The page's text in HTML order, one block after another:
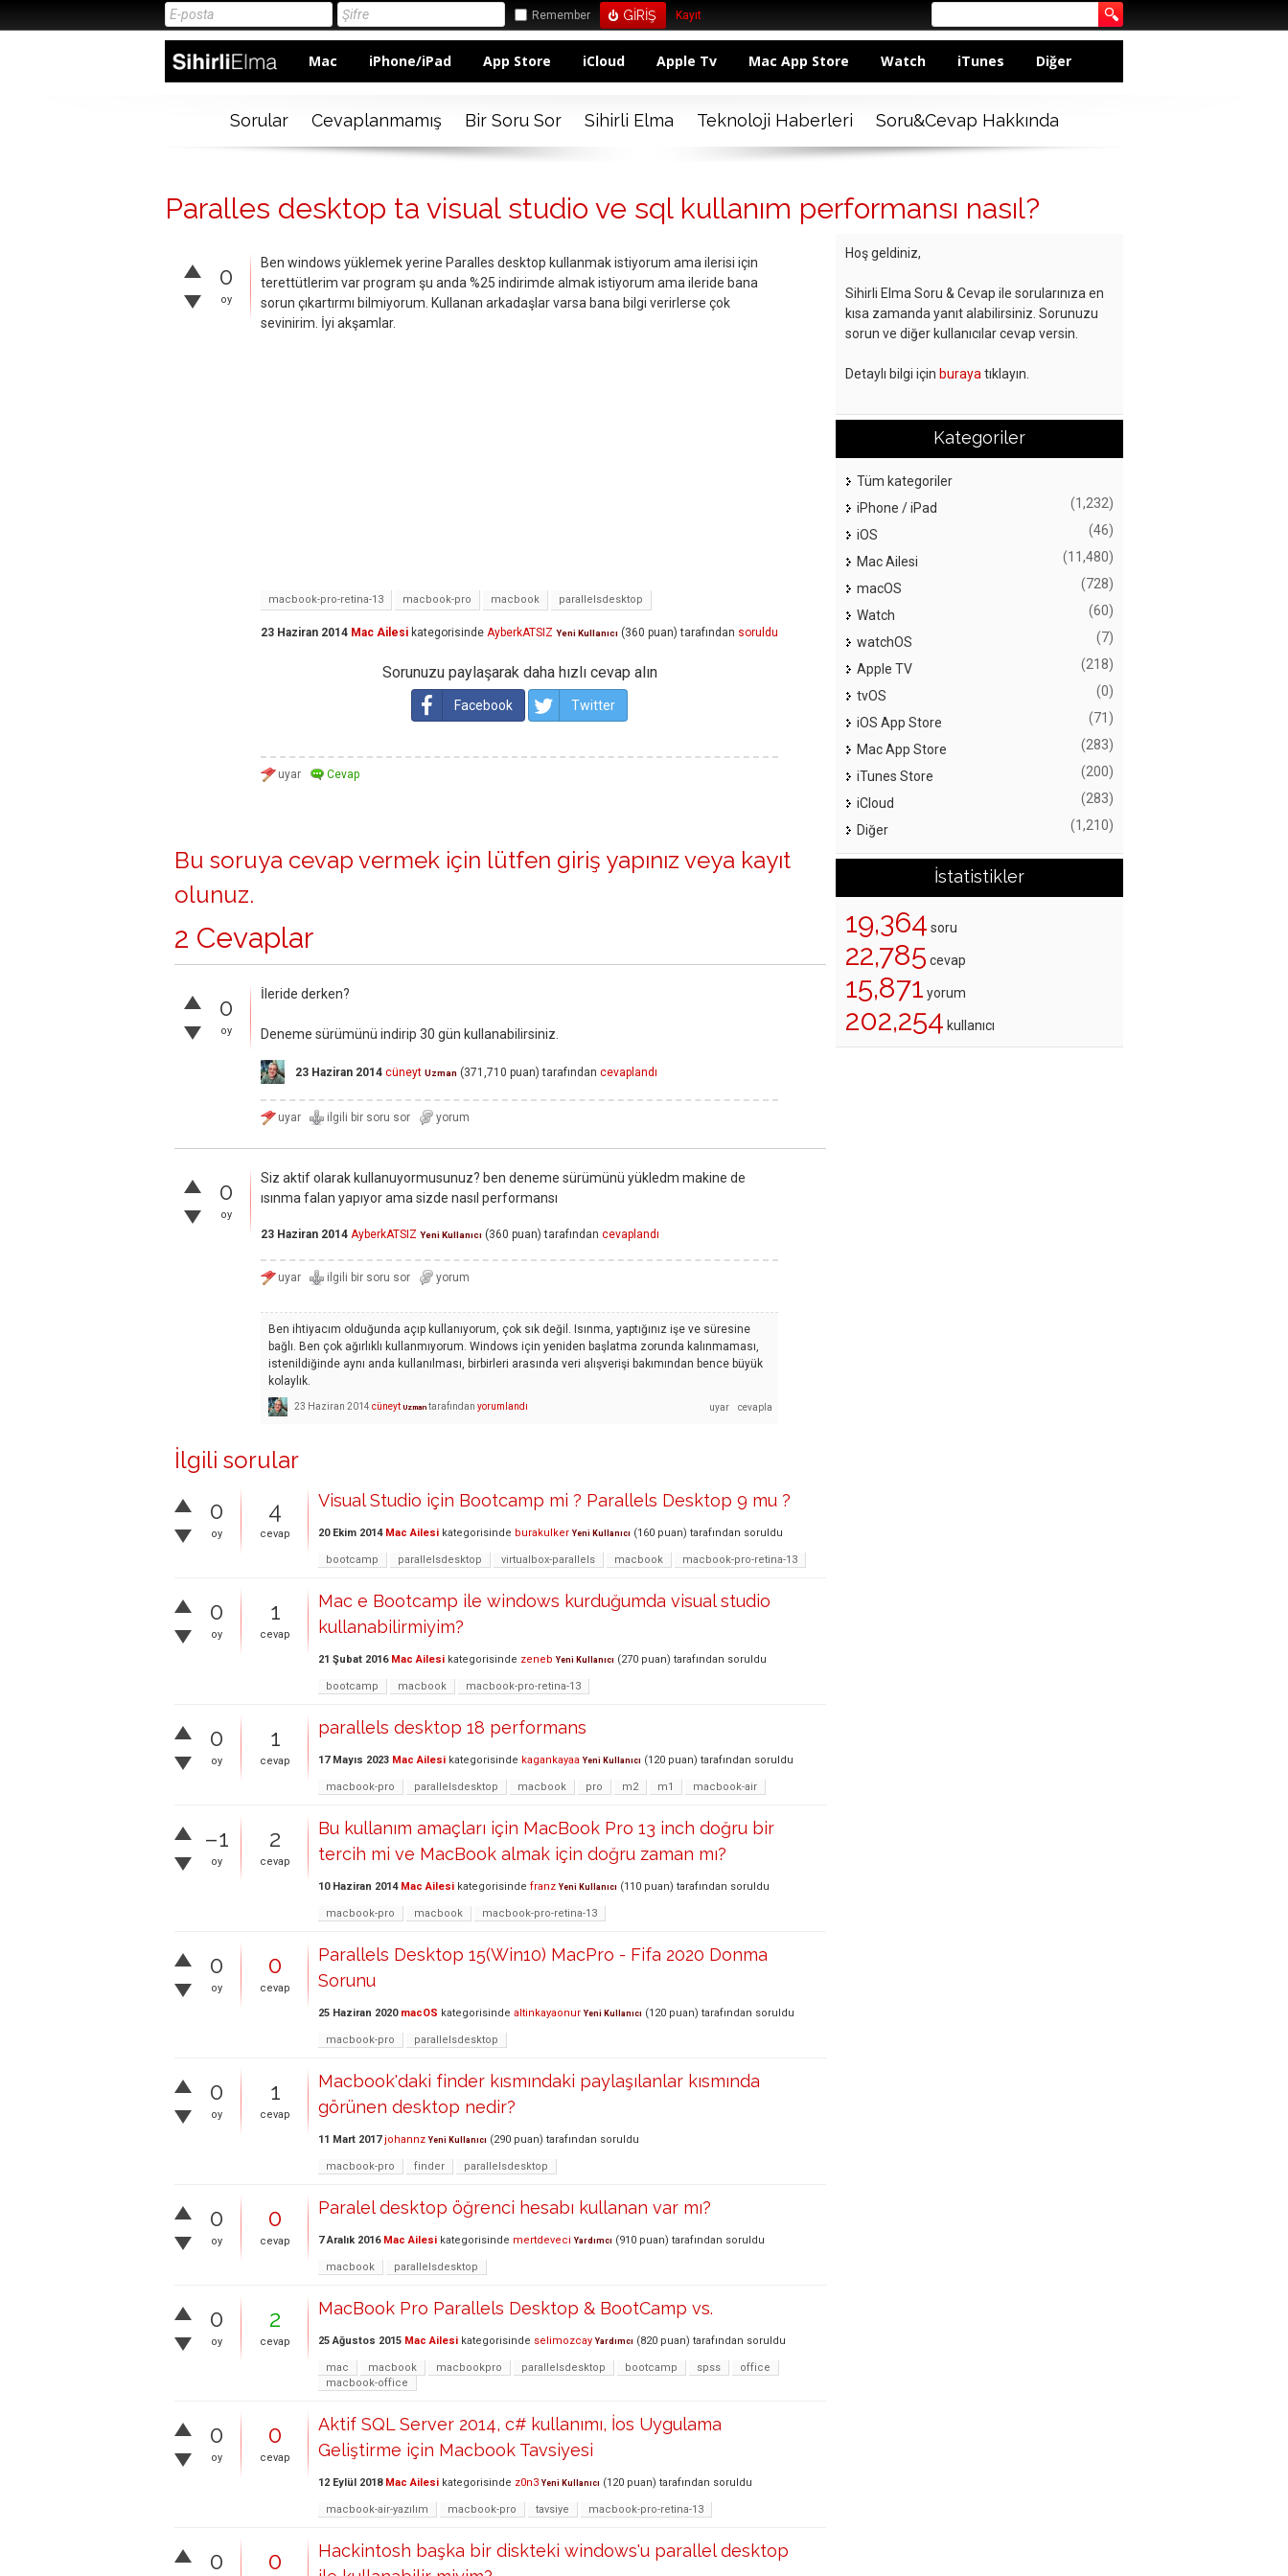
Remember Kayıt
Mac iPhone/iPad App Store iCloud Apple Tv Mac App Store Watch iTunes Diğer
Sorular Cevaplanmamış Bir Soru Sor Sihirli Elma Teknoloji Haberleri Soru&Cevap Hakkında
Paralles desktop ta visual studio ve sql kullanım performansı nasıl?
0
oy
Ben windows yüklemek yerine Paralles desktop kullanmak istiyorum ama ilerisi için
terettütlerim var program şu anda %25 indirimde almak istiyorum ama ileride bana
sorun çıkartırmı bilmiyorum. Kullanan arkadaşlar varsa bana bilgi verirlerse çok
sevinirim. İyi akşamlar.
macbook-pro-retina-13 macbook-pro macbook parallelsdesktop
23 Haziran 2014 Mac Ailesi kategorisinde AyberkATSIZ Yeni Kullanıcı (360 puan) tarafından soruldu
Sorunuzu paylaşarak daha hızlı cevap alın
Facebook Twitter
Bu soruya cevap vermek için lütfen giriş yapınız veya kayıt
olunuz.
2 Cevaplar
0
oy
İleride derken?
Deneme sürümünü indirip 30 gün kullanabilirsiniz.
23 Haziran 2014 cüneyt Uzman (371,710 puan) tarafından cevaplandı
0
oy
Siz aktif olarak kullanuyormusunuz? ben deneme sürümünü yükledm makine de
ısınma falan yapıyor ama sizde nasıl performansı
23 Haziran 2014 AyberkATSIZ Yeni Kullanıcı (360 puan) tarafından cevaplandı
Ben ihtiyacım olduğunda açıp kullanıyorum, çok sık değil. Isınma, yaptığınız işe ve süresine
bağlı. Ben çok ağırlıklı kullanmıyorum. Windows için yeniden başlatma zorunda kalınmaması,
istenildiğinde aynı anda kullanılması, birbirleri arasında veri alışverişi bakımından bence büyük
kolaylık.
23 Haziran 2014 cüneyt Uzman tarafından yorumlandı
İlgili sorular
0
oy
4
cevap
Visual Studio için Bootcamp mi ? Parallels Desktop 9 mu ?
20 Ekim 2014 Mac Ailesi kategorisinde burakulker Yeni Kullanıcı (160 puan) tarafından soruldu
bootcamp parallelsdesktop virtualbox-parallels macbook macbook-pro-retina-13
0
oy
1
cevap
Mac e Bootcamp ile windows kurduğumda visual studio
kullanabilirmiyim?
21 Şubat 2016 Mac Ailesi kategorisinde zeneb Yeni Kullanıcı (270 puan) tarafından soruldu
bootcamp macbook macbook-pro-retina-13
0
oy
1
cevap
parallels desktop 18 performans
17 Mayıs 2023 Mac Ailesi kategorisinde kagankayaa Yeni Kullanıcı (120 puan) tarafından soruldu
macbook-pro parallelsdesktop macbook pro m2 m1 macbook-air
–1
oy
2
cevap
Bu kullanım amaçları için MacBook Pro 13 inch doğru bir
tercih mi ve MacBook almak için doğru zaman mı?
10 Haziran 2014 Mac Ailesi kategorisinde franz Yeni Kullanıcı (110 puan) tarafından soruldu
macbook-pro macbook macbook-pro-retina-13
0
oy
0
cevap
Parallels Desktop 15(Win10) MacPro - Fifa 2020 Donma
Sorunu
25 Haziran 2020 macOS kategorisinde altinkayaonur Yeni Kullanıcı (120 puan) tarafından soruldu
macbook-pro parallelsdesktop
0
oy
1
cevap
Macbook'daki finder kısmındaki paylaşılanlar kısmında
görünen desktop nedir?
11 Mart 2017 johannz Yeni Kullanıcı (290 puan) tarafından soruldu
macbook-pro finder parallelsdesktop
0
oy
0
cevap
Paralel desktop öğrenci hesabı kullanan var mı?
7 Aralık 2016 Mac Ailesi kategorisinde mertdeveci Yardımcı (910 puan) tarafından soruldu
macbook parallelsdesktop
0
oy
2
cevap
MacBook Pro Parallels Desktop & BootCamp vs.
25 Ağustos 2015 Mac Ailesi kategorisinde selimozcay Yardımcı (820 puan) tarafından soruldu
mac macbook macbookpro parallelsdesktop bootcamp spss
office
macbook-office
0
oy
0
cevap
Aktif SQL Server 2014, c# kullanımı, İos Uygulama
Geliştirme için Macbook Tavsiyesi
12 Eylül 2018 Mac Ailesi kategorisinde z0n3 Yeni Kullanıcı (120 puan) tarafından soruldu
macbook-air-yazılım macbook-pro tavsiye macbook-pro-retina-13
0 0
Hackintosh başka bir diskteki windows'u parallel desktop
Hoş geldiniz,
Sihirli Elma Soru & Cevap ile sorularınıza en
kısa zamanda yanıt alabilirsiniz. Sorunuzu
sorun ve diğer kullanıcılar cevap versin.
Detaylı bilgi için buraya tıklayın.
Kategoriler
Tüm kategoriler
iPhone / iPad
(1,232)
iOS (46)
Mac Ailesi (11,480)
macOS (728)
Watch (60)
watchOS (7)
Apple TV (218)
tvOS (0)
iOS App Store (71)
Mac App Store (283)
iTunes Store (200)
iCloud (283)
Diğer (1,210)
İstatistikler
19,364 soru
22,785 cevap
15,871 yorum
202,254 kullanıcı